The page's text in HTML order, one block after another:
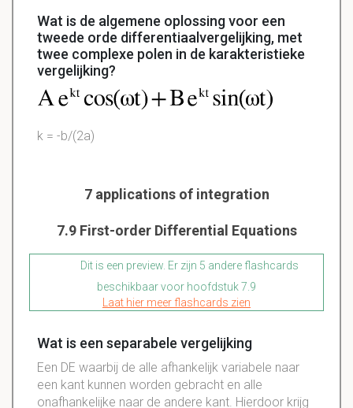
Wat is de algemene oplossing voor een
tweede orde differentiaalvergelijking, met
twee complexe polen in de karakteristieke
vergelijking?
k = -b/(2a)
7 applications of integration
7.9 First-order Differential Equations
Dit is een preview. Er zijn 5 andere flashcards
beschikbaar voor hoofdstuk 7.9
Laat hier meer flashcards zien
Wat is een separabele vergelijking
Een DE waarbij de alle afhankelijk variabele naar
een kant kunnen worden gebracht en alle
onafhankelijke naar de andere kant. Hierdoor krijg